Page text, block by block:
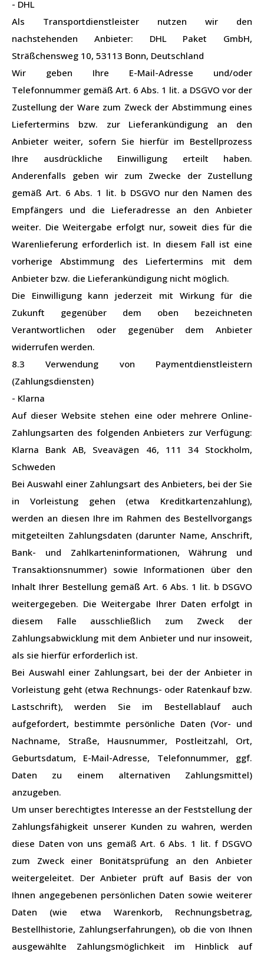
- DHL
Als Transportdienstleister nutzen wir den
nachstehenden Anbieter: DHL Paket GmbH,
Sträßchensweg 10, 53113 Bonn, Deutschland
Wir geben Ihre E-Mail-Adresse und/oder
Telefonnummer gemäß Art. 6 Abs. 1 lit. a DSGVO vor der
Zustellung der Ware zum Zweck der Abstimmung eines
Liefertermins bzw. zur Lieferankündigung an den
Anbieter weiter, sofern Sie hierfür im Bestellprozess
Ihre ausdrückliche Einwilligung erteilt haben.
Anderenfalls geben wir zum Zwecke der Zustellung
gemäß Art. 6 Abs. 1 lit. b DSGVO nur den Namen des
Empfängers und die Lieferadresse an den Anbieter
weiter. Die Weitergabe erfolgt nur, soweit dies für die
Warenlieferung erforderlich ist. In diesem Fall ist eine
vorherige Abstimmung des Liefertermins mit dem
Anbieter bzw. die Lieferankündigung nicht möglich.
Die Einwilligung kann jederzeit mit Wirkung für die
Zukunft gegenüber dem oben bezeichneten
Verantwortlichen oder gegenüber dem Anbieter
widerrufen werden.
8.3 Verwendung von Paymentdienstleistern
(Zahlungsdiensten)
- Klarna
Auf dieser Website stehen eine oder mehrere Online-
Zahlungsarten des folgenden Anbieters zur Verfügung:
Klarna Bank AB, Sveavägen 46, 111 34 Stockholm,
Schweden
Bei Auswahl einer Zahlungsart des Anbieters, bei der Sie
in Vorleistung gehen (etwa Kreditkartenzahlung),
werden an diesen Ihre im Rahmen des Bestellvorgangs
mitgeteilten Zahlungsdaten (darunter Name, Anschrift,
Bank- und Zahlkarteninformationen, Währung und
Transaktionsnummer) sowie Informationen über den
Inhalt Ihrer Bestellung gemäß Art. 6 Abs. 1 lit. b DSGVO
weitergegeben. Die Weitergabe Ihrer Daten erfolgt in
diesem Falle ausschließlich zum Zweck der
Zahlungsabwicklung mit dem Anbieter und nur insoweit,
als sie hierfür erforderlich ist.
Bei Auswahl einer Zahlungsart, bei der der Anbieter in
Vorleistung geht (etwa Rechnungs- oder Ratenkauf bzw.
Lastschrift), werden Sie im Bestellablauf auch
aufgefordert, bestimmte persönliche Daten (Vor- und
Nachname, Straße, Hausnummer, Postleitzahl, Ort,
Geburtsdatum, E-Mail-Adresse, Telefonnummer, ggf.
Daten zu einem alternativen Zahlungsmittel)
anzugeben.
Um unser berechtigtes Interesse an der Feststellung der
Zahlungsfähigkeit unserer Kunden zu wahren, werden
diese Daten von uns gemäß Art. 6 Abs. 1 lit. f DSGVO
zum Zweck einer Bonitätsprüfung an den Anbieter
weitergeleitet. Der Anbieter prüft auf Basis der von
Ihnen angegebenen persönlichen Daten sowie weiterer
Daten (wie etwa Warenkorb, Rechnungsbetrag,
Bestellhistorie, Zahlungserfahrungen), ob die von Ihnen
ausgewählte Zahlungsmöglichkeit im Hinblick auf